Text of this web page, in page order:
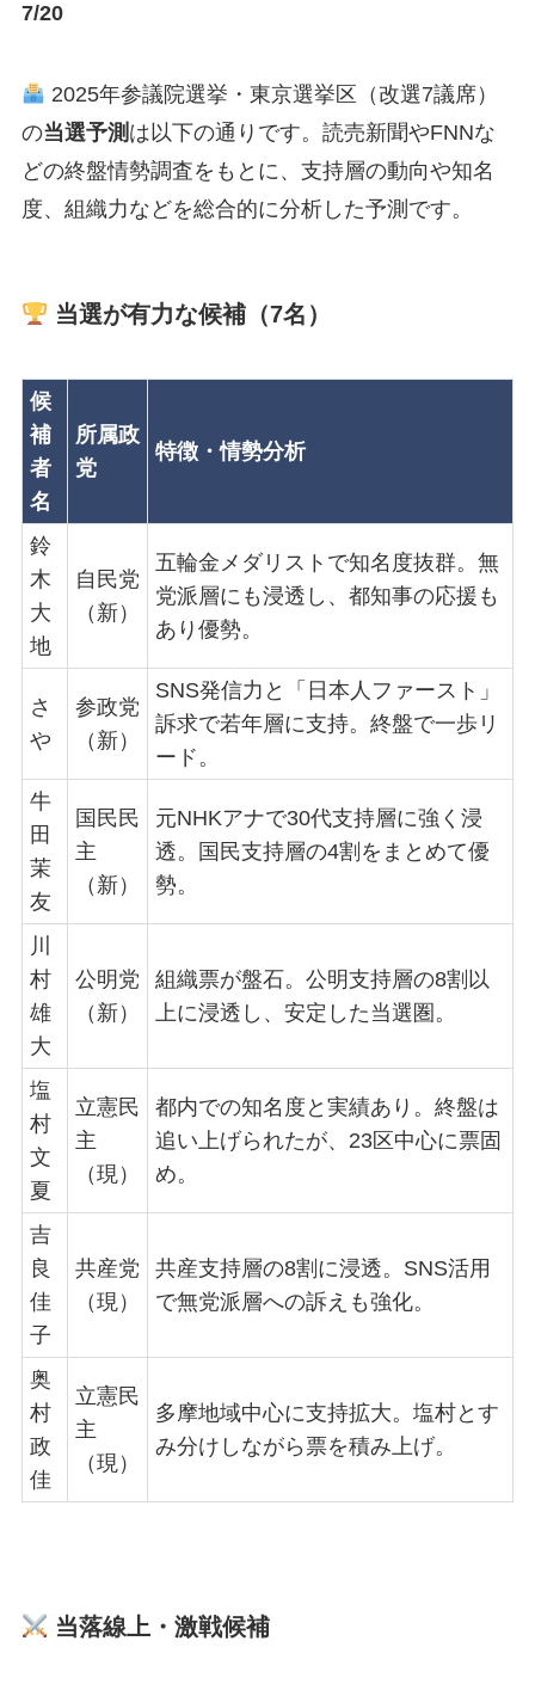
7/20
2025年参議院選挙・東京選挙区（改選7議席）
の当選予測 は以下の通りです。読売新聞やFNNな
どの終盤情勢調査をもとに、支持層の動向や知名
度、組織力などを総合的に分析した予測です。
当選が有力な候補（7名）
候
補
者
名
所属政
党
特徴・情勢分析
鈴
木
大
地
自民党
（新）
五輪金メダリストで知名度抜群。無
党派層にも浸透し、都知事の応援も
あり優勢。
さ
や
参政党
（新）
SNS発信力と「日本人ファースト」
訴求で若年層に支持。終盤で一歩リ
ード。
牛
田
茉
友
国民民
主
（新）
元NHKアナで30代支持層に強く浸
透。国民支持層の4割をまとめて優
勢。
川
村
雄
大
公明党
（新）
組織票が盤石。公明支持層の8割以
上に浸透し、安定した当選圏。
塩
村
文
夏
立憲民
主
（現）
都内での知名度と実績あり。終盤は
追い上げられたが、23区中心に票固
め。
吉
良
佳
子
共産党
（現）
共産支持層の8割に浸透。SNS活用
で無党派層への訴えも強化。
奥
村
政
佳
立憲民
主
（現）
多摩地域中心に支持拡大。塩村とす
み分けしながら票を積み上げ。
当落線上・激戦候補